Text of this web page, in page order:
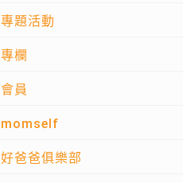
專題活動
專欄
會員
momself
好爸爸俱樂部